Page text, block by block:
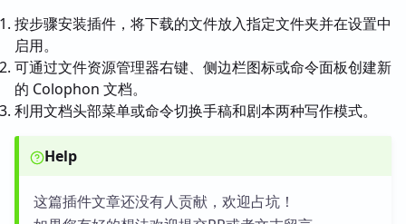
按步骤安装插件，将下载的文件放入指定文件夹并在设置中
启用。
可通过文件资源管理器右键、侧边栏图标或命令面板创建新
的 Colophon 文档。
利用文档头部菜单或命令切换手稿和剧本两种写作模式。
Help
这篇插件文章还没有人贡献，欢迎占坑！